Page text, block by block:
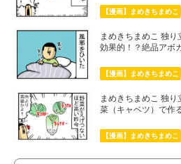
【漫画】まめきちまめこ
まめきちまめこ 独
効果的！？絶品アボ
【漫画】まめきちまめこ
まめきちまめこ 独
菜（キャベツ）で作
【漫画】まめきちまめこ